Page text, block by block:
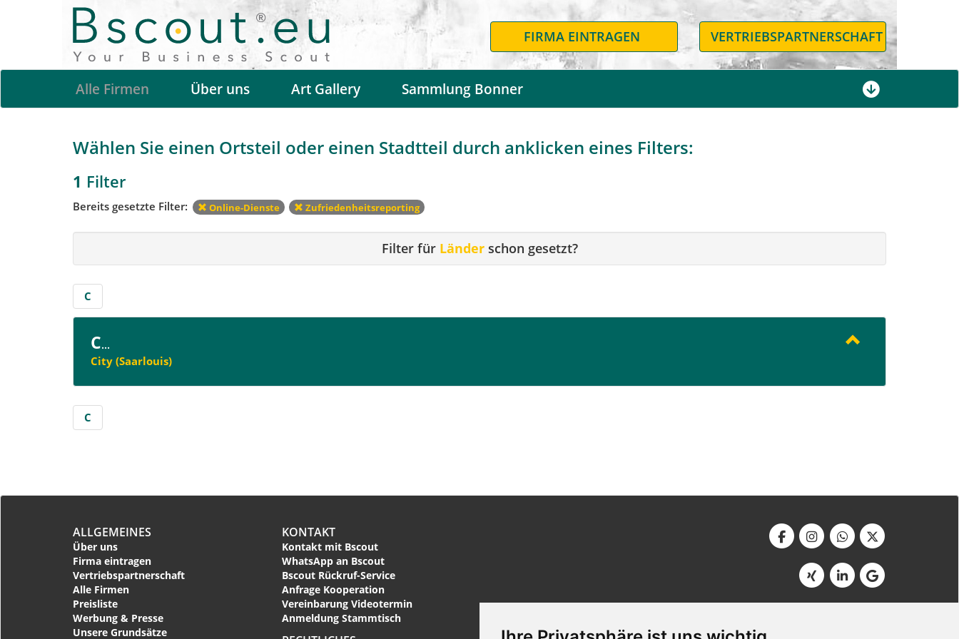
FIRMA EINTRAGEN VERTRIEBSPARTNERSCHAFT
Alle Firmen Über uns Art Gallery Sammlung Bonner
Wählen Sie einen Ortsteil oder einen Stadtteil durch anklicken eines Filters:
1 Filter
Bereits gesetzte Filter: Online-Dienste Zufriedenheitsreporting
Filter für Länderschon gesetzt?
C
C...
City (Saarlouis)
C
ALLGEMEINES
Über uns
Firma eintragen
Vertriebspartnerschaft
Alle Firmen
Preisliste
Werbung & Presse
Unsere Grundsätze
KONTAKT
Kontakt mit Bscout
WhatsApp an Bscout
Bscout Rückruf-Service
Anfrage Kooperation
Vereinbarung Videotermin
Anmeldung Stammtisch